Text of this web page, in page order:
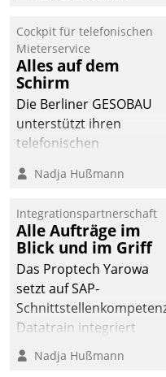
kommunale
gemeinsam mit der
Teilprozess der
Cockpit für telefonischen
Mieterservice
Alles auf dem
Schirm
Die Berliner GESOBAU
unterstützt ihren
telefonischen
digitalen Cockpit, das
passende Fragen und
Schlagworte auswirft.
Eine intuitive
Dialogführung ermöglicht
dem externen
Serviceteam, Anrufe von
Mietenden zügiger und
effizienter zu bearbeiten.
Nadja Hußmann
Integrationspartnerschaft
Alle Aufträge im
Blick und im Griff
Das Proptech Yarowa
setzt auf SAP-
Datatrain integriert
Yarowas Portal zur
Vergabe und Verwaltung
Nadja Hußmann